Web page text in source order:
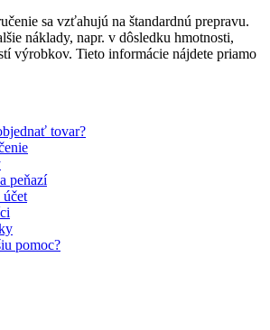
sa vzťahujú na štandardnú prepravu.
náklady, napr. v dôsledku hmotnosti,
výrobkov. Tieto informácie nájdete priamo
tovar?
peňazí
pomoc?